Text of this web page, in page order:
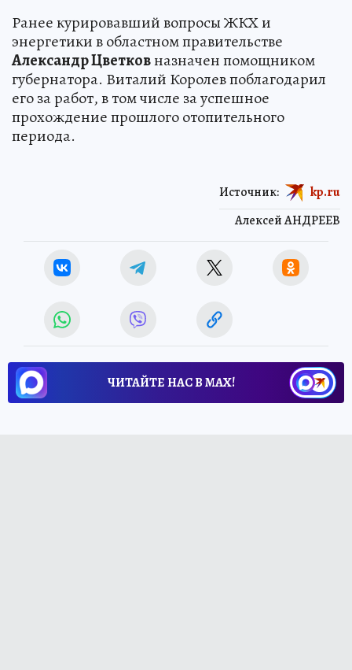
Ранее курировавший вопросы ЖКХ и
энергетики в областном правительстве
Александр Цветковназначен помощником
губернатора. Виталий Королев поблагодарил
его за работ, в том числе за успешное
прохождение прошлого отопительного
периода.
Алексей АНДРЕЕВ
Источник: kp.ru
ЧИТАЙТЕ НАС В МАХ!